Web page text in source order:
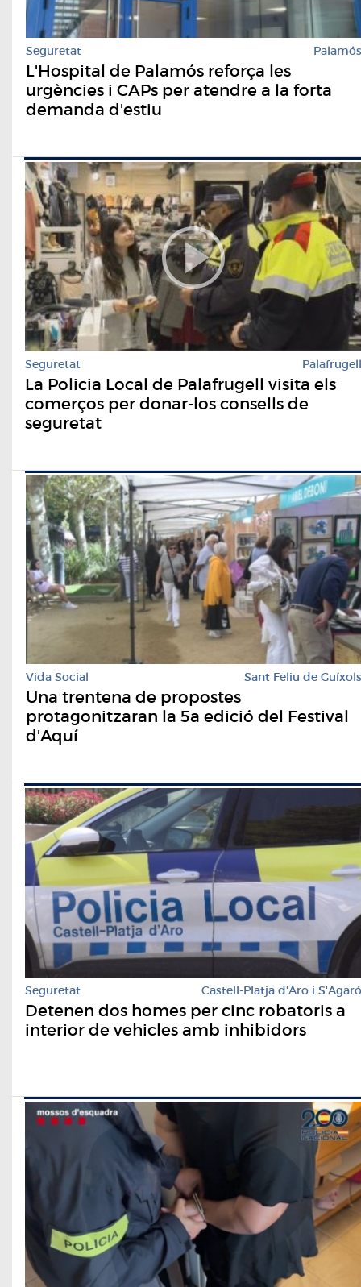
Seguretat Palamós
L'Hospital de Palamós reforça les
urgències i CAPs per atendre a la forta
demanda d'estiu
Seguretat Palafrugell
La Policia Local de Palafrugell visita els
comerços per donar-los consells de
seguretat
Vida Social Sant Feliu de Guíxols
Una trentena de propostes
protagonitzaran la 5a edició del Festival
d'Aquí
Seguretat Castell-Platja d'Aro i S'Agaró
Detenen dos homes per cinc robatoris a
interior de vehicles amb inhibidors